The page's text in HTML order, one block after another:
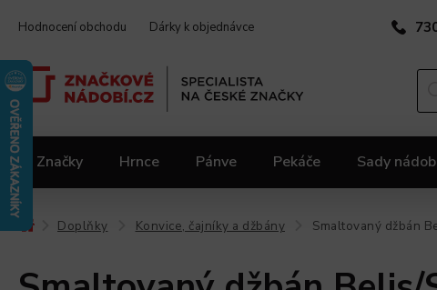
Hodnocení obchodu Dárky k objednávce
Značky Hrnce Pánve Pekáče Sady
Doplňky Konvice, čajníky a džbány Smaltovaný džbán